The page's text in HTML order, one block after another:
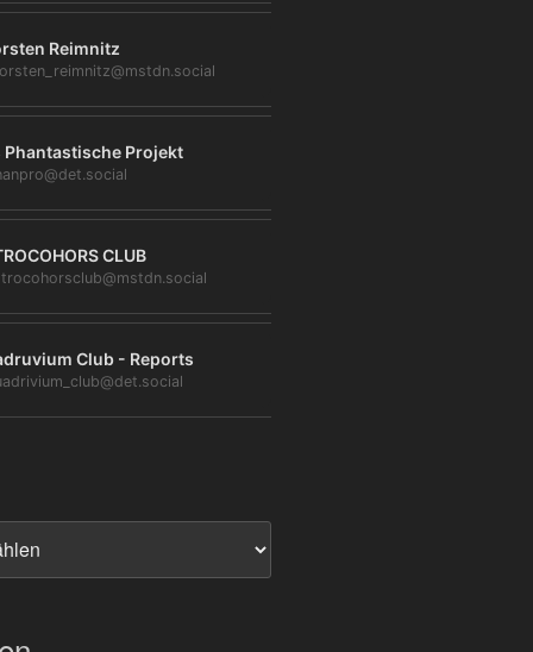
Reimnitz
Phantastische Projekt
CLUB
Club - Reports